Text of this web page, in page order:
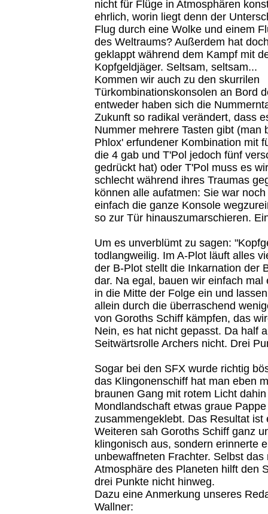
nicht für Flüge in Atmosphären
ehrlich, worin liegt denn der
Flug durch eine Wolke und einem
des Weltraums? Außerdem hat
geklappt während dem Kampf mit
Kopfgeldjäger. Seltsam, seltsam...
Kommen wir auch zu den skurrilen
Türkombinationskonsolen an Bord
entweder haben sich die
Zukunft so radikal verändert, dass
Nummer mehrere Tasten gibt (man
Phlox' erfundener Kombination mit
die 4 gab und T'Pol jedoch fünf
gedrückt hat) oder T'Pol muss es
schlecht während ihres Traumas
können alle aufatmen: Sie war
einfach die ganze Konsole
so zur Tür hinauszumarschieren.
Um es unverblümt zu sagen:
todlangweilig. Im A-Plot läuft alles
der B-Plot stellt die Inkarnation der
dar. Na egal, bauen wir einfach mal
in die Mitte der Folge ein und
allein durch die überraschend
von Goroths Schiff kämpfen, das
Nein, es hat nicht gepasst. Da half
Seitwärtsrolle Archers nicht. Drei
Sogar bei den SFX wurde richtig
das Klingonenschiff hat man eben
braunen Gang mit rotem Licht
Mondlandschaft etwas graue
zusammengeklebt. Das Resultat ist
Weiteren sah Goroths Schiff ganz
klingonisch aus, sondern erinnerte
unbewaffneten Frachter. Selbst
Atmosphäre des Planeten hilft den
drei Punkte nicht hinweg.
Dazu eine Anmerkung unseres
Wallner: